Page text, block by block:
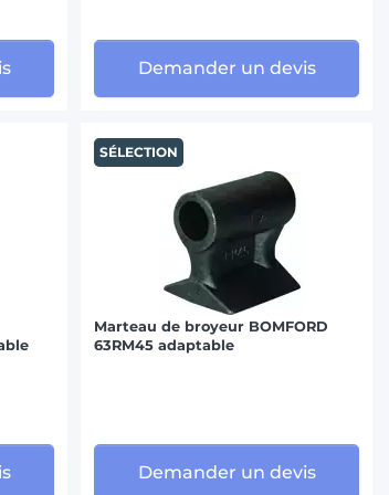
Demander un devis
SÉLECTION
Marteau de broyeur BOMFORD
63RM45 adaptable
Demander un devis